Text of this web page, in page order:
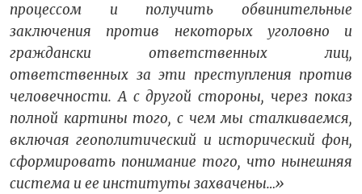
процессом и получить обвинительные
заключения против некоторых уголовно и
граждански ответственных лиц,
ответственных за эти преступления против
человечности. А с другой стороны, через показ
полной картины того, с чем мы сталкиваемся,
включая геополитический и исторический фон,
сформировать понимание того, что нынешняя
система и ее институты захвачены…»